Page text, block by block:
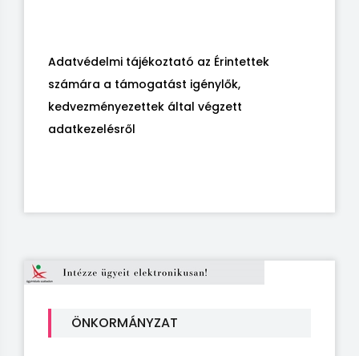
ÖNKORMÁNYZAT
Adatvédelmi tájékoztató az Érintettek
számára a támogatást igénylők,
kedvezményezettek által végzett
adatkezelésről